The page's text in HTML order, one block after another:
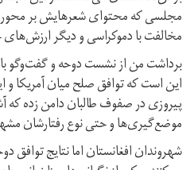
مجلسی که محتوای شعرهایش بر محور
مخالفت با دموکراسی و دیگر
برداشت من از نشست دوحه و گفت‌وگو با
این است که توافق صلح میان آمریکا
پیروزی در صفوف طالبان دامن زده که
موضع‌گیری‌ها و حتی نوع رفتارشان
شهروندان افغانستان اما نتایج توافق